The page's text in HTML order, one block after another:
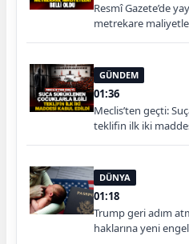
Resmî Gazete’de
metrekare
GÜNDEM
01:36
Meclis’ten geçti:
teklifin ilk iki
DÜNYA
01:18
Trump geri adım
haklarına yeni